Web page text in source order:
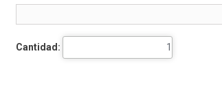
Cantidad: